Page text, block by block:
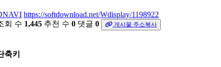
https://softdownload.net/Wdisplay/1198922
회 수 1,445 추천 수 0 댓글 0 게시물 주소복사
축키